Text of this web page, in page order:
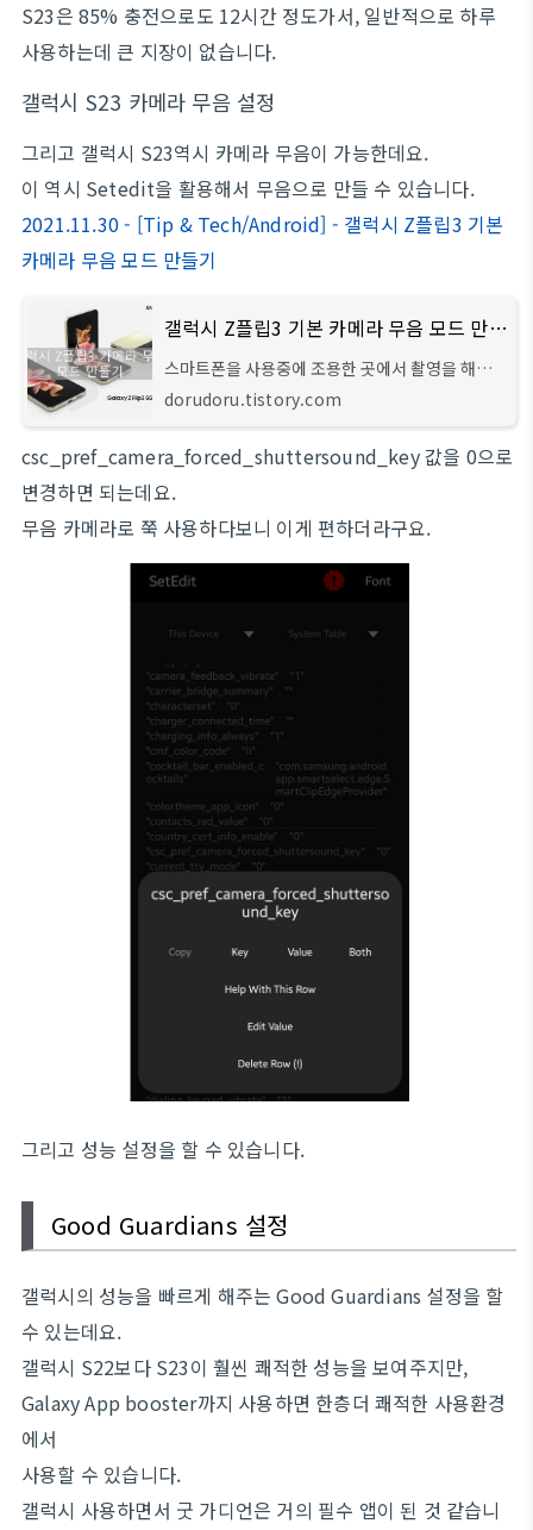
S23은 85% 충전으로도 12시간 정도가서, 일반적으로 하루
사용하는데 큰 지장이 없습니다.
갤럭시 S23 카메라 무음 설정
그리고 갤럭시 S23역시 카메라 무음이 가능한데요.
이 역시 Setedit을 활용해서 무음으로 만들 수 있습니다.
2021.11.30 - [Tip & Tech/Android] - 갤럭시 Z플립3 기본
카메라 무음 모드 만들기
갤럭시 Z플립3 기본 카메라 무음 모드 만들기
스마트폰을 사용중에 조용한 곳에서 촬영을 해야
할 때 카메라 셔터음 때문에 당황하신적이 있을텐
데요. 오늘은 갤럭시를 사용하면서 간단하게 카메
dorudoru.tistory.com
csc_pref_camera_forced_shuttersound_key 값을 0으로
변경하면 되는데요.
무음 카메라로 쭉 사용하다보니 이게 편하더라구요.
그리고 성능 설정을 할 수 있습니다.
Good Guardians 설정
갤럭시의 성능을 빠르게 해주는 Good Guardians 설정을 할
수 있는데요.
갤럭시 S22보다 S23이 훨씬 쾌적한 성능을 보여주지만,
Galaxy App booster까지 사용하면 한층더 쾌적한 사용환경
에서
사용할 수 있습니다.
갤럭시 사용하면서 굿 가디언은 거의 필수 앱이 된 것 같습니